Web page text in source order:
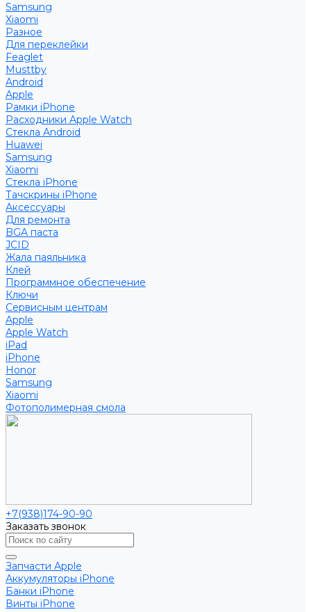
Samsung
Xiaomi
Разное
Для переклейки
Feaglet
Musttby
Android
Apple
Рамки iPhone
Расходники Apple Watch
Стекла Android
Huawei
Samsung
Xiaomi
Стекла iPhone
Тачскрины iPhone
Аксессуары
Для ремонта
BGA паста
JCID
Жала паяльника
Клей
Программное обеспечение
Ключи
Сервисным центрам
Apple
Apple Watch
iPad
iPhone
Honor
Samsung
Xiaomi
Фотополимерная смола
+7(938)174-90-90
Заказать звонок
Запчасти Apple
Аккумуляторы iPhone
Банки iPhone
Винты iPhone